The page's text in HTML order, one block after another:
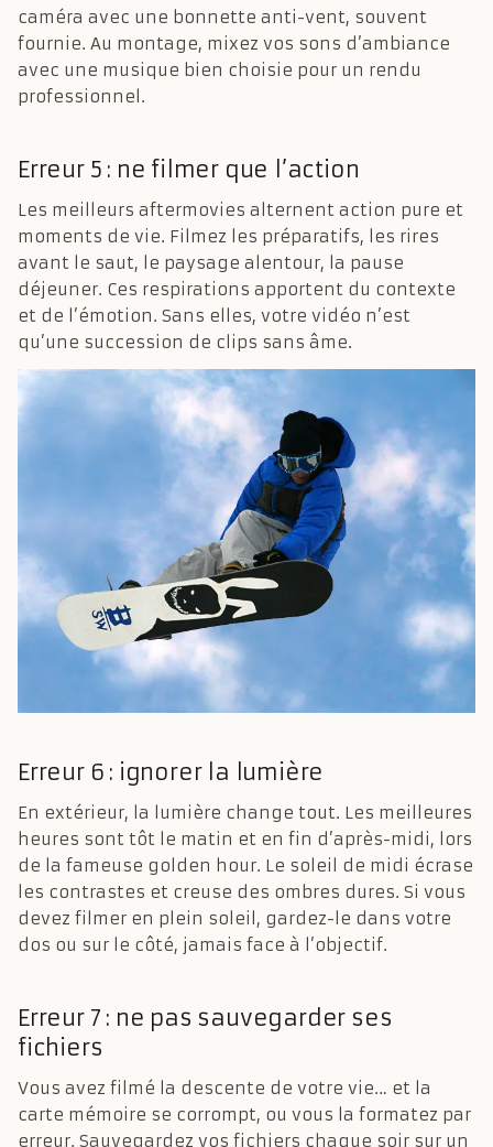
caméra avec une bonnette anti-vent, souvent
fournie. Au montage, mixez vos sons d’ambiance
avec une musique bien choisie pour un rendu
professionnel.
Erreur 5 : ne filmer que l’action
Les meilleurs aftermovies alternent action pure et
moments de vie. Filmez les préparatifs, les rires
avant le saut, le paysage alentour, la pause
déjeuner. Ces respirations apportent du contexte
et de l’émotion. Sans elles, votre vidéo n’est
qu’une succession de clips sans âme.
Erreur 6 : ignorer la lumière
En extérieur, la lumière change tout. Les meilleures
heures sont tôt le matin et en fin d’après-midi, lors
de la fameuse golden hour. Le soleil de midi écrase
les contrastes et creuse des ombres dures. Si vous
devez filmer en plein soleil, gardez-le dans votre
dos ou sur le côté, jamais face à l’objectif.
Erreur 7 : ne pas sauvegarder ses
fichiers
Vous avez filmé la descente de votre vie… et la
carte mémoire se corrompt, ou vous la formatez par
erreur. Sauvegardez vos fichiers chaque soir sur un